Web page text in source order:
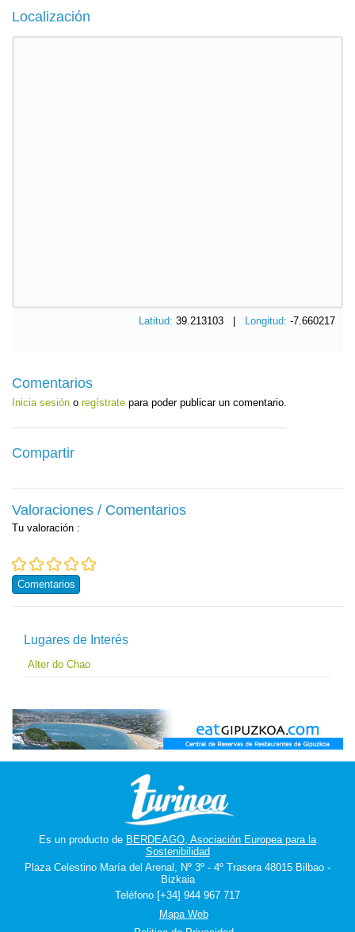
Localización
Latitud: 39.213103 | Longitud: -7.660217
Comentarios
Inicia sesión o regístrate para poder publicar un comentario.
Compartir
Valoraciones / Comentarios
Tu valoración :
Comentarios
Lugares de Interés
Alter do Chao
Es un producto de BERDEAGO, Asociación Europea para la
Sostenibilidad
Plaza Celestino María del Arenal, Nº 3º - 4º Trasera 48015 Bilbao -
Bizkaia
Teléfono [+34] 944 967 717
Mapa Web